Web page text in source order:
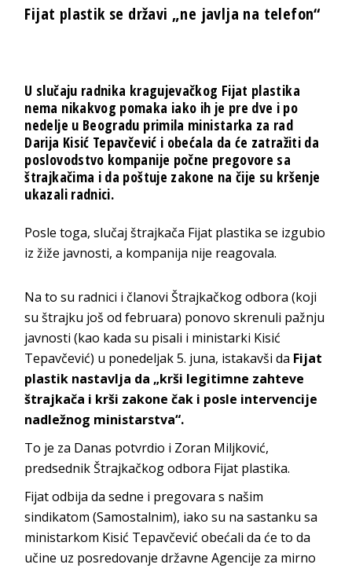
Fijat plastik se državi „ne javlja na telefon“
U slučaju radnika kragujevačkog Fijat plastika
nema nikakvog pomaka iako ih je pre dve i po
nedelje u Beogradu primila ministarka za rad
Darija Kisić Tepavčević i obećala da će zatražiti da
poslovodstvo kompanije počne pregovore sa
štrajkačima i da poštuje zakone na čije su kršenje
ukazali radnici.
Posle toga, slučaj štrajkača Fijat plastika se izgubio
iz žiže javnosti, a kompanija nije reagovala.
Na to su radnici i članovi Štrajkačkog odbora (koji
su štrajku još od februara) ponovo skrenuli pažnju
javnosti (kao kada su pisali i ministarki Kisić
Tepavčević) u ponedeljak 5. juna, istakavši da Fijat
plastik nastavlja da „krši legitimne zahteve
štrajkača i krši zakone čak i posle intervencije
nadležnog ministarstva“.
To je za Danas potvrdio i Zoran Miljković,
predsednik Štrajkačkog odbora Fijat plastika.
Fijat odbija da sedne i pregovara s našim
sindikatom (Samostalnim), iako su na sastanku sa
ministarkom Kisić Tepavčević obećali da će to da
učine uz posredovanje državne Agencije za mirno